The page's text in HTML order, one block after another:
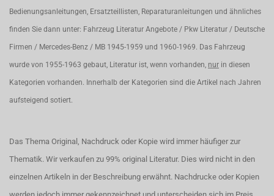
Bedienungsanleitungen, Ersatzteillisten, Reparaturanleitungen und ähnliches
finden Sie dann unter: Fahrzeug Literatur Angebote / Pkw Literatur / Deutsche
Firmen / Mercedes-Benz / MB 1945-1959 und 1960-1969. Das Fahrzeug
wurde von 1955-1963 gebaut, Literatur ist, wenn vorhanden, nur in diesen
Kategorien vorhanden. Innerhalb der Kategorien sind die Artikel nach Jahren
aufsteigend sotiert.
Das Thema Original, Nachdruck oder Kopie wird immer häufiger zur
Thematik. Wir verkaufen zu 99% original Literatur. Dies wird nicht in den
einzelnen Artikeln in der Beschreibung erwähnt. Nachdrucke oder Kopien